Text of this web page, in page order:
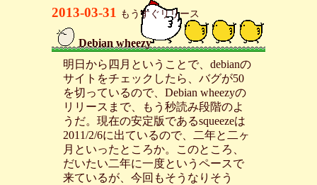
2013-03-31 もうすぐリリース
Debian wheezy
明日から四月ということで、debianの
サイトをチェックしたら、バグが50
を切っているので、Debian wheezyの
リリースまで、もう秒読み段階のよ
うだ。現在の安定版であるsqueezeは
2011/2/6に出ているので、二年と二ヶ
月といったところか。このところ、
だいたい二年に一度というペースで
来ているが、今回もそうなりそう